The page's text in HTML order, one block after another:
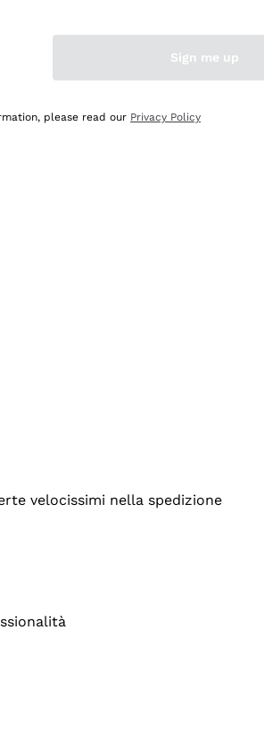
👍
velocissimi nella spedizione
Sign me up
please read our Privacy Policy